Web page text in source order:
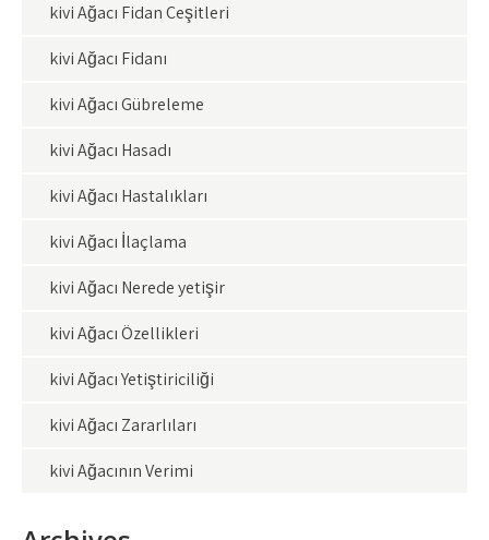
kivi Ağacı Fidan Çeşitleri
kivi Ağacı Fidanı
kivi Ağacı Gübreleme
kivi Ağacı Hasadı
kivi Ağacı Hastalıkları
kivi Ağacı İlaçlama
kivi Ağacı Nerede yetişir
kivi Ağacı Özellikleri
kivi Ağacı Yetiştiriciliği
kivi Ağacı Zararlıları
kivi Ağacının Verimi